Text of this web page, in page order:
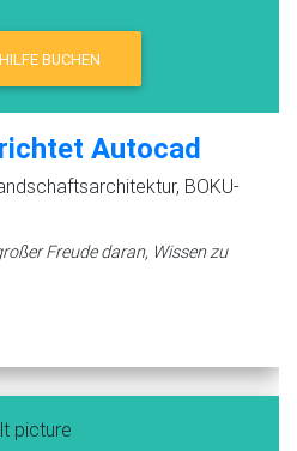
BUCHEN
Autocad
BOKU-
Freude daran, Wissen zu